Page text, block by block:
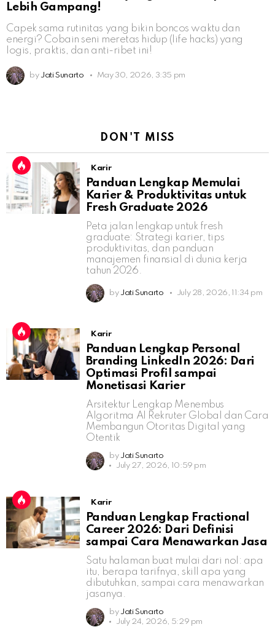
Lebih Gampang!
Capek sama rutinitas yang bikin boncos waktu dan
energi? Cobain seni meretas hidup (life hacks) yang
logis, praktis, dan anti-ribet ini!
by Jati Sunarto May 30, 2026, 3:35 pm
DON'T MISS
Karir
Panduan Lengkap Memulai
Karier & Produktivitas untuk
Fresh Graduate 2026
Peta jalan lengkap untuk fresh
graduate: Strategi karier, tips
produktivitas, dan panduan
manajemen finansial di dunia kerja
tahun 2026.
by Jati Sunarto July 28, 2026, 11:34 pm
Karir
Panduan Lengkap Personal
Branding LinkedIn 2026: Dari
Optimasi Profil sampai
Monetisasi Karier
Arsitektur Lengkap Menembus
Algoritma AI Rekruter Global dan Cara
Membangun Otoritas Digital yang
Otentik
by Jati Sunarto
July 27, 2026, 10:59 pm
Karir
Panduan Lengkap Fractional
Career 2026: Dari Definisi
sampai Cara Menawarkan Jasa
Satu halaman buat mulai dari nol: apa
itu, berapa tarifnya, skill apa yang
dibutuhkan, sampai cara menawarkan
jasanya.
by Jati Sunarto
July 24, 2026, 5:29 pm